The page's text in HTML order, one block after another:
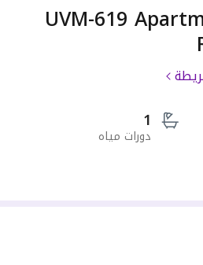
UVM-619
1
دورات مياه